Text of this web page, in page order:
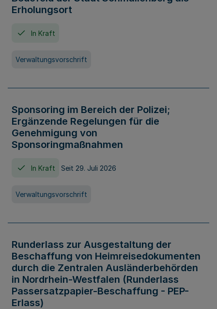
Erholungsort
In Kraft
Verwaltungsvorschrift
Sponsoring im Bereich der Polizei;
Ergänzende Regelungen für die
Genehmigung von
Sponsoringmaßnahmen
In Kraft Seit 29. Juli 2026
Verwaltungsvorschrift
Runderlass zur Ausgestaltung der
Beschaffung von Heimreisedokumenten
durch die Zentralen Ausländerbehörden
in Nordrhein-Westfalen (Runderlass
Passersatzpapier-Beschaffung - PEP-
Erlass)